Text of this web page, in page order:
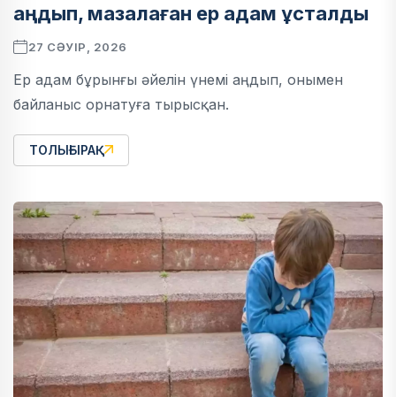
аңдып, мазалаған ер адам ұсталды
27 СӘУІР, 2026
Ер адам бұрынғы әйелін үнемі аңдып, онымен
байланыс орнатуға тырысқан.
ТОЛЫҒЫРАҚ